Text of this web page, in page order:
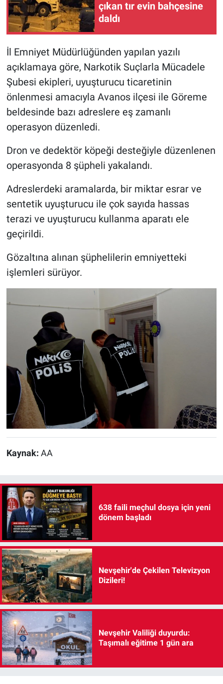
çıkan tır evin bahçesine
daldı
İl Emniyet Müdürlüğünden yapılan yazılı
açıklamaya göre, Narkotik Suçlarla Mücadele
Şubesi ekipleri, uyuşturucu ticaretinin
önlenmesi amacıyla Avanos ilçesi ile Göreme
beldesinde bazı adreslere eş zamanlı
operasyon düzenledi.
Dron ve dedektör köpeği desteğiyle düzenlenen
operasyonda 8 şüpheli yakalandı.
Adreslerdeki aramalarda, bir miktar esrar ve
sentetik uyuşturucu ile çok sayıda hassas
terazi ve uyuşturucu kullanma aparatı ele
geçirildi.
Gözaltına alınan şüphelilerin emniyetteki
işlemleri sürüyor.
Kaynak: AA
638 faili meçhul dosya için yeni
dönem başladı
Nevşehir'de Çekilen Televizyon
Dizileri!
Nevşehir Valiliği duyurdu:
Taşımalı eğitime 1 gün ara